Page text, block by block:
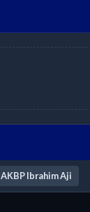
AKBP Ibrahim Aji